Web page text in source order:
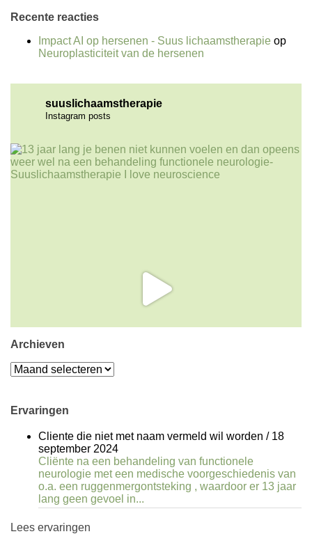
Recente reacties
Impact AI op hersenen - Suus lichaamstherapie op
Neuroplasticiteit van de hersenen
suuslichaamstherapie
Instagram posts
Archieven
Archieven
Ervaringen
Cliente die niet met naam vermeld wil worden / 18
september 2024
Cliënte na een behandeling van functionele
neurologie met een medische voorgeschiedenis van
o.a. een ruggenmergontsteking , waardoor er 13 jaar
lang geen gevoel in...
Lees ervaringen